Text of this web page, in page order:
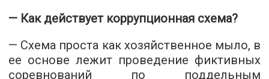
— Как действует коррупционная схема?
— Схема проста как хозяйственное мыло, в
ее основе лежит проведение фиктивных
соревнований по поддельным